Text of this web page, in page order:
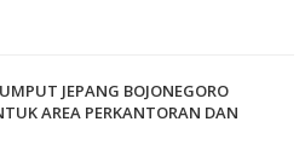
JEPANG BOJONEGORO
AREA PERKANTORAN DAN